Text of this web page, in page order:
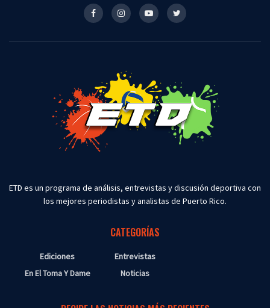
ETD es un programa de análisis, entrevistas y discusión deportiva con
los mejores periodistas y analistas de Puerto Rico.
CATEGORÍAS
Ediciones
En El Toma Y Dame
Entrevistas
Noticias